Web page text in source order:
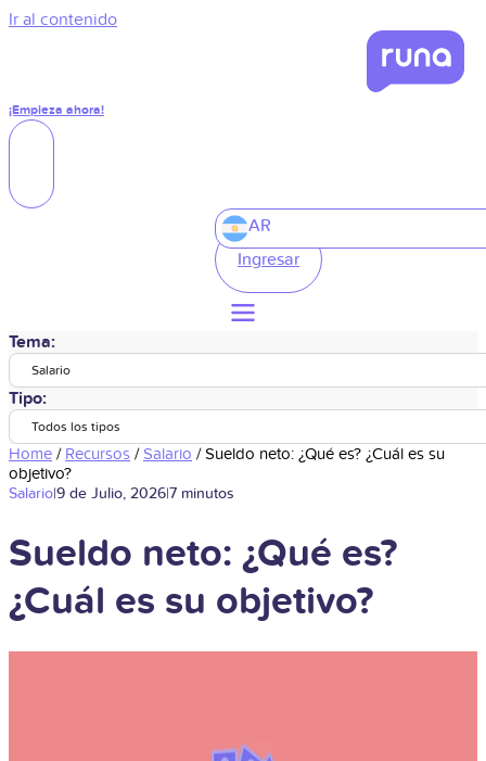
Ir al contenido
¡Empieza ahora!
AR
Ingresar
Tema:
Salario
Tipo:
Todos los tipos
Home / Recursos /Salario /Sueldo neto: ¿Qué es? ¿Cuál es su
objetivo?
Salario|9 de Julio, 2026|7 minutos
Sueldo neto: ¿Qué es?
¿Cuál es su objetivo?